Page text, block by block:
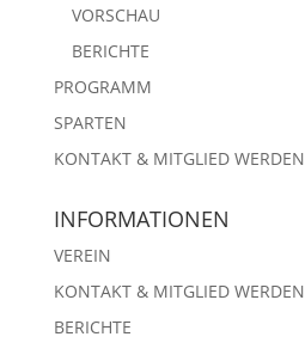
VORSCHAU
BERICHTE
PROGRAMM
SPARTEN
KONTAKT & MITGLIED WERDEN
INFORMATIONEN
VEREIN
KONTAKT & MITGLIED WERDEN
BERICHTE